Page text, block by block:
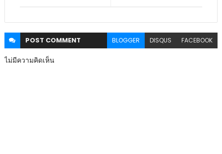
POST COMMENT BLOGGER DISQUS FACEBOOK
ไม่มีความคิดเห็น